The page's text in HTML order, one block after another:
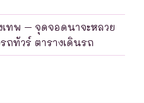
ทพ – จุดจอดนาจะหลวย
ถทัวร์ ตารางเดินรถ